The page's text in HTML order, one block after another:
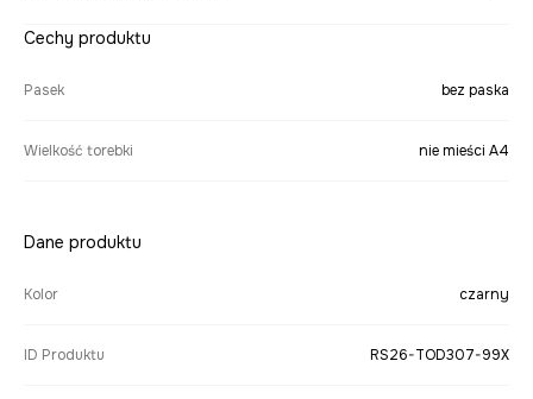
Cechy produktu
Pasek bez paska
Wielkość torebki nie mieści A4
Dane produktu
Kolor czarny
ID Produktu RS26-TOD307-99X